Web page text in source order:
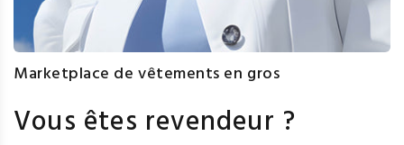
Marketplace de vêtements en gros
Vous êtes revendeur ?